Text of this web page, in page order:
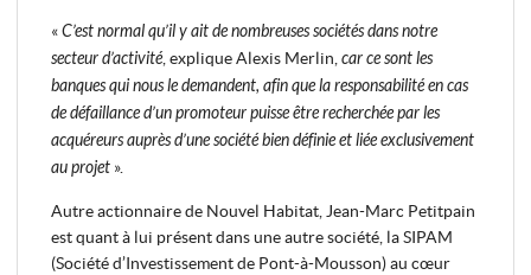
«C’est normal qu’il y ait de nombreuses sociétés dans notre
secteur d’activité , explique Alexis Merlin, car ce sont les
banques qui nous le demandent, afin que la responsabilité en cas
de défaillance d’un promoteur puisse être recherchée par les
acquéreurs auprès d’une société bien définie et liée exclusivement
au projet ».
Autre actionnaire de Nouvel Habitat, Jean-Marc Petitpain
est quant à lui présent dans une autre société, la SIPAM
(Société d’Investissement de Pont-à-Mousson) au cœur